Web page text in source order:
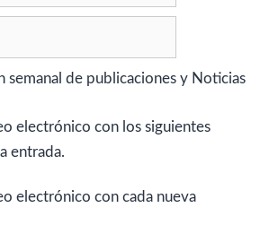
semanal de publicaciones y Noticias
electrónico con los siguientes
entrada.
electrónico con cada nueva